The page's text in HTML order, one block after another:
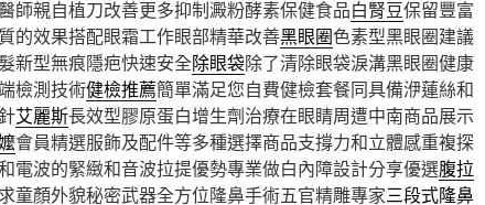
師親自植刀改善更多抑制澱粉酵素保健食品白腎豆保留豐富
的效果搭配眼霜工作眼部精華改善黑眼圈色素型黑眼圈建議
新型無痕隱疤快速安全除眼袋除了清除眼袋淚溝黑眼圈健康
檢測技術健檢推薦簡單滿足您自費健檢套餐同具備洢蓮絲和
艾麗斯長效型膠原蛋白增生劑治療在眼睛周遭中南商品展示
會員精選服飾及配件等多種選擇商品支撐力和立體感重複探
電波的緊緻和音波拉提優勢專業做白內障設計分享優選腹拉
童顏外貌秘密武器全方位隆鼻手術五官精雕專家三段式隆鼻